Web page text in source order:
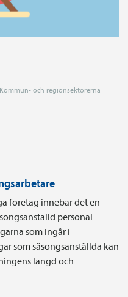
Kommun- och regionsektorerna
företag innebär det en
personal
som ingår i
som säsongsanställda kan
längd och